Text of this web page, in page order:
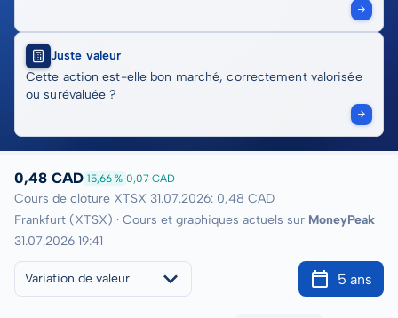
Juste valeur
Cette action est-elle bon marché, correctement valorisée
ou surévaluée ?
0,48 CAD 15,66 % 0,07 CAD
Cours de clôture XTSX 31.07.2026: 0,48 CAD
Frankfurt (XTSX) · Cours et graphiques actuels sur MoneyPeak
31.07.2026 19:41
Variation de valeur 5 ans